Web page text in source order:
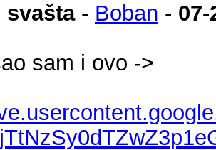
svašta- Boban - 07-
sam i ovo ->